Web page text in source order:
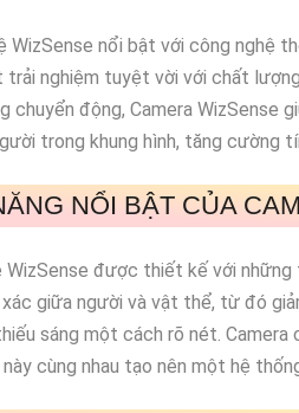
WizSense nổi bật với công nghệ
trải nghiệm tuyệt vời với chất
chuyển động, Camera WizSense
trong khung hình, tăng cường
NỔI BẬT CỦA
WizSense được thiết kế với
giữa người và vật thể, từ đó
sáng một cách rõ nét. Camera
cùng nhau tạo nên một hệ